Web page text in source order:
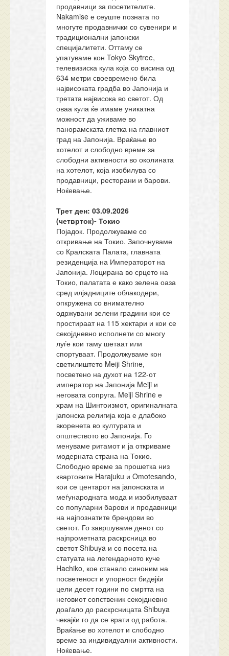
продавници за посетителите.
Nakamise е сеуште позната по
многуте продавнички со сувенири и
традиционални јапонски
специјалитети. Оттаму се
упатуваме кон Tokyo Skytree,
телевизиска кула која со висина од
634 метри своевремено била
највисоката градба во Јапонија и
третата највисока во светот. Од
оваа кула ќе имаме уникатна
можност да уживаме во
панорамската глетка на главниот
град на Јапонија. Враќање во
хотелот и слободно време за
слободни активности во околината
на хотелот, која изобилува со
продавници, ресторани и барови.
Ноќевање.
Трет ден: 03.09.2026
(четврток)- Токио
Појадок. Продолжуваме со
откривање на Токио. Започнуваме
со Кралската Палата, главната
резиденција на Императорот на
Јапонија. Лоцирана во срцето на
Токио, палатата е како зелена оаза
сред илјадниците облакодери,
опкружена со внимателно
одржувани зелени градини кои се
простираат на 115 хектари и кои се
секојдневно исполнети со многу
луѓе кои таму шетаат или
спортуваат. Продолжуваме кон
светилиштето Meiji Shrine,
посветено на духот на 122-от
император на Јапонија Meiji и
неговата сопруга. Meiji Shrine е
храм на Шинтоизмот, оригиналната
јапонска религија која е длабоко
вкоренета во културата и
општеството во Јапонија. Го
менуваме ритамот и ја откриваме
модерната страна на Токио.
Слободно време за прошетка низ
квартовите Harajuku и Omotesando,
кои се центарот на јапонската и
меѓународната мода и изобилуваат
со популарни барови и продавници
на најпознатите брендови во
светот. Го завршуваме денот со
најпрометната раскрсница во
светот Shibuya и со посета на
статуата на легендарното куче
Hachiko, кое станало синоним на
посветеност и упорност бидејќи
цели десет години по смртта на
неговиот сопственик секојдневно
доаѓало до раскрсницата Shibuya
чекајќи го да се врати од работа.
Враќање во хотелот и слободно
време за индивидуални активности.
Ноќевање.